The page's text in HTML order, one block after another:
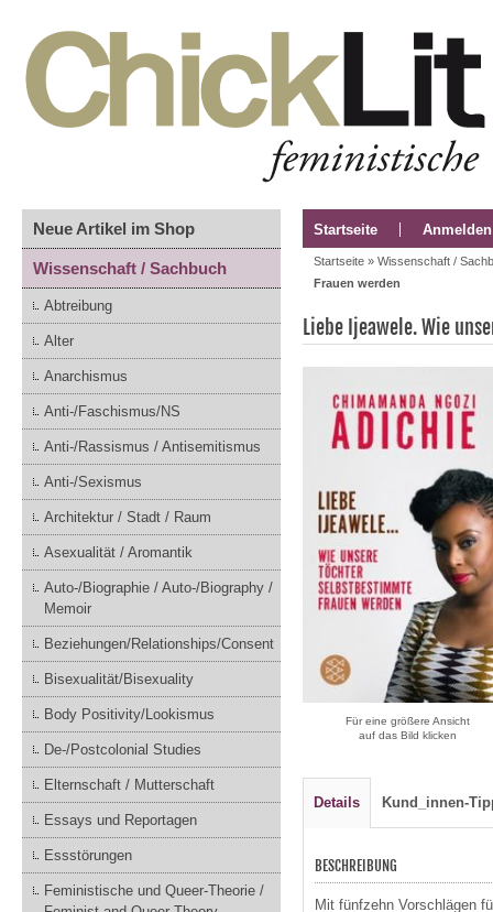
Neue Artikel im Shop
Wissenschaft / Sachbuch
Abtreibung
Alter
Anarchismus
Anti-/Faschismus/NS
Anti-/Rassismus / Antisemitismus
Anti-/Sexismus
Architektur / Stadt / Raum
Asexualität / Aromantik
Auto-/Biographie / Auto-/Biography /
Memoir
Beziehungen/Relationships/Consent
Bisexualität/Bisexuality
Body Positivity/Lookismus
De-/Postcolonial Studies
Elternschaft / Mutterschaft
Essays und Reportagen
Essstörungen
Feministische und Queer-Theorie /
Startseite Anmelden
Startseite » Wissenschaft /
Frauen werden
Liebe Ijeawele. Wie
Für eine größere Ansicht
auf das Bild klicken
Details Kund_innen-
BESCHREIBUNG
Mit fünfzehn Vorschlägen